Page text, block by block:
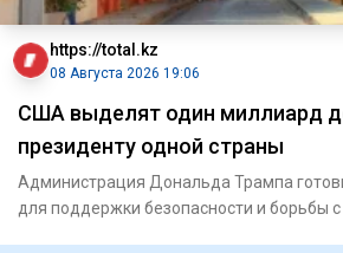
https://total.kz
08 Августа 2026 19:06
США выделят один миллиард
президенту одной страны
Администрация Дональда Трампа
для поддержки безопасности и борьбы с